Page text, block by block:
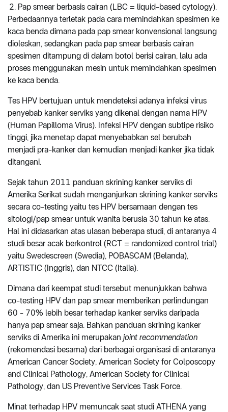
Pap smear berbasis cairan (LBC = liquid-based cytology).
Perbedaannya terletak pada cara memindahkan spesimen ke
kaca benda dimana pada pap smear konvensional langsung
dioleskan, sedangkan pada pap smear berbasis cairan
spesimen ditampung di dalam botol berisi cairan, lalu ada
proses menggunakan mesin untuk memindahkan spesimen
ke kaca benda.
Tes HPV bertujuan untuk mendeteksi adanya infeksi virus
penyebab kanker serviks yang dikenal dengan nama HPV
(Human Papilloma Virus). Infeksi HPV dengan subtipe risiko
tinggi, jika menetap dapat menyebabkan sel berubah
menjadi pra-kanker dan kemudian menjadi kanker jika tidak
ditangani.
Sejak tahun 2011 panduan skrining kanker serviks di
Amerika Serikat sudah menganjurkan skrining kanker serviks
secara co-testing yaitu tes HPV bersamaan dengan tes
sitologi/pap smear untuk wanita berusia 30 tahun ke atas.
Hal ini didasarkan atas ulasan beberapa studi, di antaranya 4
studi besar acak berkontrol (RCT = randomized control trial)
yaitu Swedescreen (Swedia), POBASCAM (Belanda),
ARTISTIC (Inggris), dan NTCC (Italia).
Dimana dari keempat studi tersebut menunjukkan bahwa
co-testing HPV dan pap smear memberikan perlindungan
60 - 70% lebih besar terhadap kanker serviks daripada
hanya pap smear saja. Bahkan panduan skrining kanker
serviks di Amerika ini merupakan joint recommendation
(rekomendasi besama) dari berbagai organisasi di antaranya
American Cancer Society, American Society for Colposcopy
and Clinical Pathology, American Society for Clinical
Pathology, dan US Preventive Services Task Force.
Minat terhadap HPV memuncak saat studi ATHENA yang